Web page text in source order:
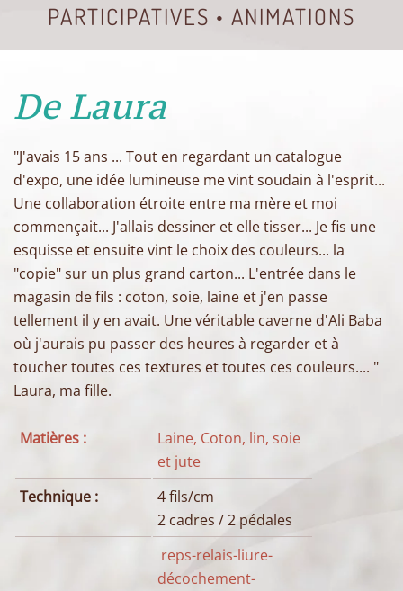
PARTICIPATIVES • ANIMATIONS
De Laura
"J'avais 15 ans ... Tout en regardant un catalogue
d'expo, une idée lumineuse me vint soudain à l'esprit...
Une collaboration étroite entre ma mère et moi
commençait... J'allais dessiner et elle tisser... Je fis une
esquisse et ensuite vint le choix des couleurs... la
"copie" sur un plus grand carton... L'entrée dans le
magasin de fils : coton, soie, laine et j'en passe
tellement il y en avait. Une véritable caverne d'Ali Baba
où j'aurais pu passer des heures à regarder et à
toucher toutes ces textures et toutes ces couleurs.... "
Laura, ma fille.
Matières :
Laine, Coton, lin, soie
et jute
Technique :
4 fils/cm
2 cadres / 2 pédales
reps-relais-liure-
décochement-